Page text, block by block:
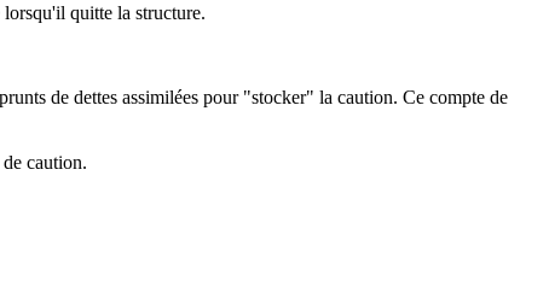
quitte la structure.
de dettes assimilées pour "stocker" la caution. Ce compte de
caution.